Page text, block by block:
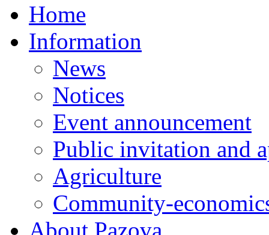
Home
Information
News
Notices
Event announcement
Public invitation and
Agriculture
Community-
About Pazova